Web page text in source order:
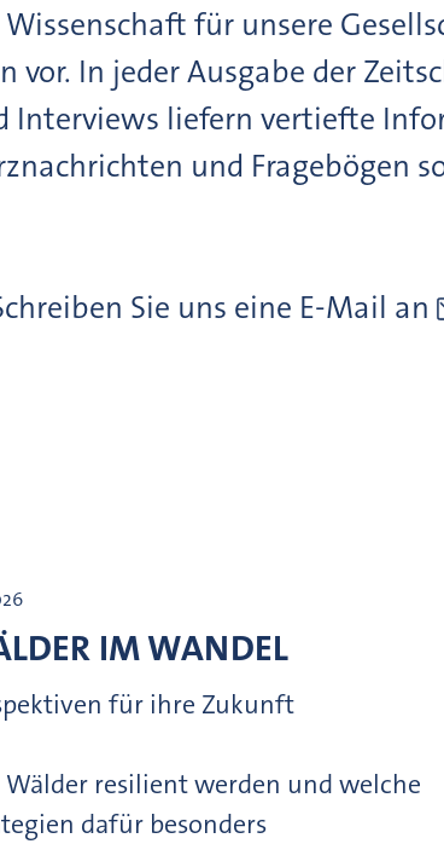
für unsere
vor. In jeder Ausgabe der
liefern vertiefte
und Fragebögen
Sie uns eine E-Mail an
IM WANDEL
für ihre Zukunft
Wälder resilient werden und welche
dafür besonders